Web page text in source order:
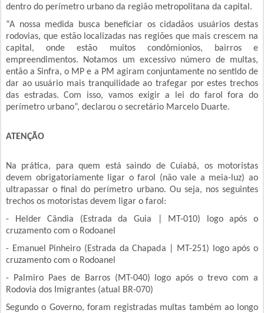
dentro do perímetro urbano da região metropolitana da capital.
“A nossa medida busca beneficiar os cidadãos usuários destas
rodovias, que estão localizadas nas regiões que mais crescem na
capital, onde estão muitos condômionios, bairros e
empreendimentos. Notamos um excessivo número de multas,
então a Sinfra, o MP e a PM agiram conjuntamente no sentido de
dar ao usuário mais tranquilidade ao trafegar por estes trechos
das estradas. Com isso, vamos exigir a lei do farol fora do
perímetro urbano”, declarou o secretário Marcelo Duarte.
ATENÇÃO
Na prática, para quem está saindo de Cuiabá, os motoristas
devem obrigatoriamente ligar o farol (não vale a meia-luz) ao
ultrapassar o final do perímetro urbano. Ou seja, nos seguintes
trechos os motoristas devem ligar o farol:
- Helder Cândia (Estrada da Guia | MT-010) logo após o
cruzamento com o Rodoanel
- Emanuel Pinheiro (Estrada da Chapada | MT-251) logo após o
cruzamento com o Rodoanel
- Palmiro Paes de Barros (MT-040) logo após o trevo com a
Rodovia dos Imigrantes (atual BR-070)
Segundo o Governo, foram registradas multas também ao longo